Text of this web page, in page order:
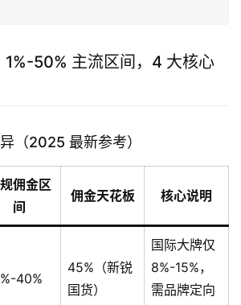
1%-50% 主流区间，4 大核心
（2025 最新参考）
佣金区
间
佣金天花板 核心说明
40%
45%（新锐
国货）
国际大牌仅
8%-15%，
需品牌定向